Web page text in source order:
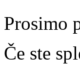
Prosimo
Če ste